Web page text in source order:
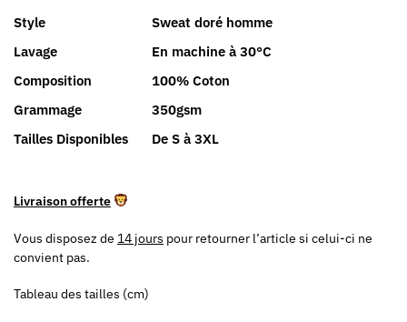
Style
Sweat doré homme
Lavage
En machine à 30°C
Composition
100% Coton
Grammage
350gsm
Tailles Disponibles
De S à 3XL
Livraison offerte
Vous disposez de 14 jours pour retourner l’article si celui-ci ne
convient pas.
Tableau des tailles (cm)